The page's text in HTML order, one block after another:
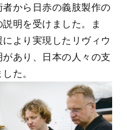
から日赤の義肢製作の
明を受けました。ま
より実現したリヴィウ
あり、日本の人々の支
た。